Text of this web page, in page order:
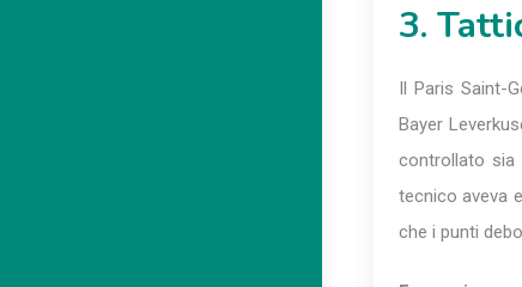
3.
Il Paris Saint-
Bayer
controllato
tecnico aveva
che i punti